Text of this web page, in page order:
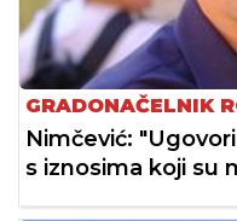
GRADONAČELNIK
Nimčević:
s iznosima koji su